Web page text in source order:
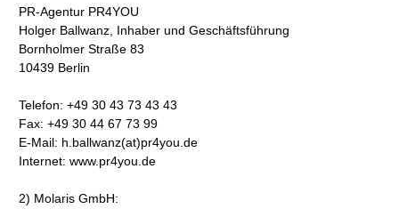
PR-Agentur PR4YOU
Holger Ballwanz, Inhaber und Geschäftsführung
Bornholmer Straße 83
10439 Berlin
Telefon: +49 30 43 73 43 43
Fax: +49 30 44 67 73 99
E-Mail: h.ballwanz(at)pr4you.de
Internet: www.pr4you.de
2) Molaris GmbH: